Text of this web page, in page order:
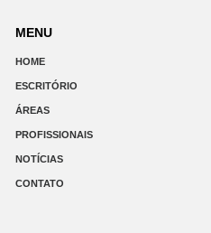
MENU
HOME
ESCRITÓRIO
ÁREAS
PROFISSIONAIS
NOTÍCIAS
CONTATO